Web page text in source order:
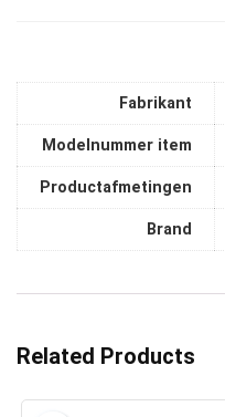
Fabrikant
Modelnummer item
Productafmetingen
Brand
Related Products